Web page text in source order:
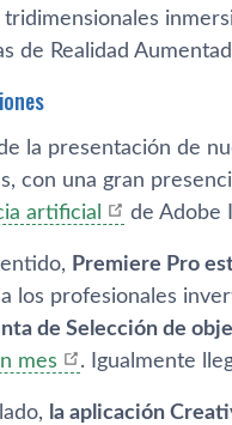
de Realidad
la presentación de
con una gran
artificial
de Adobe
Premiere Pro
los profesionales
de Selección de
mes
. Igualmente
la aplicación